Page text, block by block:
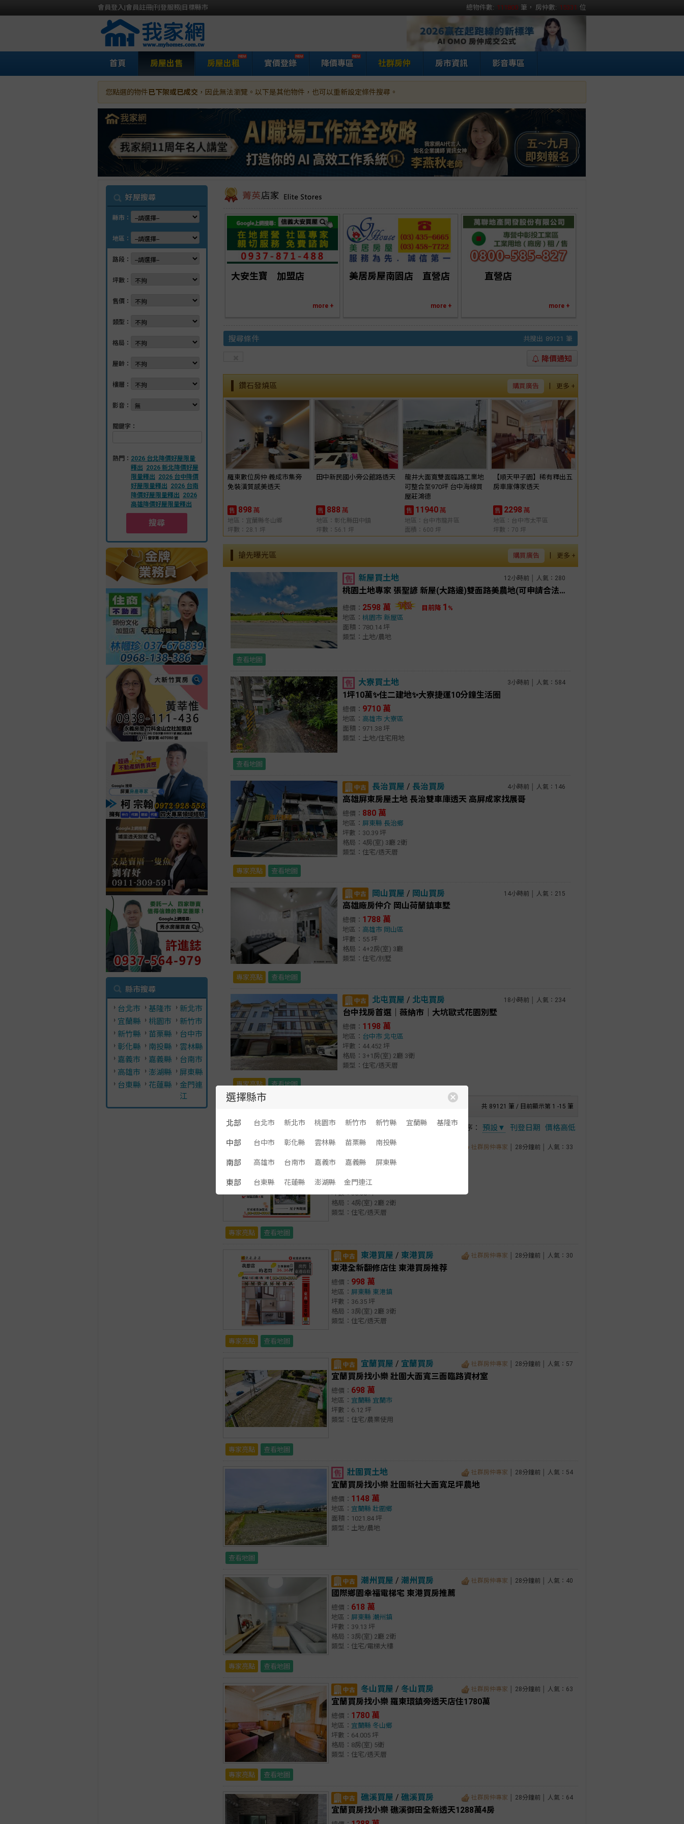
會員登入|會員註冊|刊登服務| 目標縣市 總物件數: 111800 筆， 房仲數: 15331 位
選擇縣市
北部 台北市 新北市 桃園市 新竹市 新竹縣 宜蘭縣 基隆市
中部 台中市 彰化縣 雲林縣 苗栗縣 南投縣
南部 高雄市 台南市 嘉義市 嘉義縣 屏東縣
東部 台東縣 花蓮縣 澎湖縣 金門連江
首頁 房屋出售 房屋出租 實價登錄 降價專區 社群房仲 房市資訊 影音專區
您點選的物件已下架或已成交 ，因此無法瀏覽。以下是其他物件，也可以重新設定條件搜尋。
好屋搜尋
縣市：
地區：
路段：
坪數：
售價：
類型：
格局：
屋齡：
樓層：
影音：
關鍵字：
熱門： 2026 台北降價好屋限量
釋出 2026 新北降價好屋
限量釋出 2026 台中降價
好屋限量釋出 2026 台南
降價好屋限量釋出 2026
高雄降價好屋限量釋出
搜尋
縣市搜尋
台北市 基隆市
新北市
宜蘭縣
桃園市
新竹市
新竹縣
苗栗縣
台中市
彰化縣
南投縣
雲林縣
嘉義市
嘉義縣
台南市
高雄市
澎湖縣
屏東縣
台東縣
花蓮縣
金門連
江
我家網房屋買賣
大安生寶　加盟店
more +
美居房屋南園店　直營店
more +
    　直營店
more +
搜尋條件 共搜出 89121 筆
降價通知
鑽石發燒區 更多 +
|
購買廣告
羅東數位房仲 義成市集旁
免裝潢質感美透天
售 898 萬
地區：宜蘭縣冬山鄉
坪數：28.1 坪
田中新民國小旁公館路透天
售 888 萬
地區：彰化縣田中鎮
坪數：56.1 坪
龍井大面寬雙面臨路工業地
可整合至970坪 台中海線買
屋莊鴻德
售 11940 萬
地區：台中市龍井區
面積：600 坪
【順天甲子園】稀有釋出五
房車庫傳家透天
售 2298 萬
地區：台中市太平區
坪數：70 坪
搶先曝光區 更多 +
|
購買廣告
新屋買土地 12小時前 │ 人氣：280
桃園土地專家 張聖諺 新屋(大路邊)雙面路美農地(可申請合法設施農舍)
總價： 2598 萬 目前降 1 %
地區： 桃園市 新屋區
面積：780.14 坪
類型：土地/農地
查看地圖
大寮買土地 3小時前 │ 人氣：584
1坪10萬✨住二建地✨大寮捷運10分鐘生活圈
總價： 9710 萬
地區： 高雄市 大寮區
面積：971.38 坪
類型：土地/住宅用地
查看地圖
長治買屋 / 長治買房 4小時前 │ 人氣：146
高雄屏東房屋土地 長治雙車庫透天 高屏成家找展哥
總價： 880 萬
地區： 屏東縣 長治鄉
坪數：30.39 坪
格局：4房(室) 3廳 2衛
類型：住宅/透天厝
專家亮點 查看地圖
岡山買屋 / 岡山買房 14小時前 │ 人氣：215
高雄廠房仲介 岡山荷蘭鎮車墅
總價： 1788 萬
地區： 高雄市 岡山區
坪數：55 坪
格局：4+2房(室) 3廳
類型：住宅/別墅
專家亮點 查看地圖
北屯買屋 / 北屯買房 18小時前 │ 人氣：234
台中找房首選｜薇納市｜大坑歐式花園別墅
總價： 1198 萬
地區： 台中市 北屯區
坪數：44.452 坪
格局：3+1房(室) 2廳 3衛
類型：住宅/透天厝
專家亮點 查看地圖
共 89121 筆 / 目前顯示第 1 -15 筆
顯示： 文字 圖文 排序： 預設▼ 刊登日期 價格高低
枋寮買屋/ 社群房仲專家 │ 28分鐘前 │ 人氣：33
枋寮須整修便宜車墅 東港買房推荐
地區：屏東縣
坪數：36.36 坪
格局：4房(室) 2廳 2衛
類型：住宅/透天厝
專家亮點 查看地圖
東港買屋 / 東港買房 社群房仲專家 │ 28分鐘前 │ 人氣：30
東港全新翻修店住 東港買房推荐
總價： 998 萬
地區： 屏東縣 東港鎮
坪數：36.35 坪
格局：3房(室) 2廳 3衛
類型：住宅/透天厝
專家亮點 查看地圖
宜蘭買屋 / 宜蘭買房 社群房仲專家 │ 28分鐘前 │ 人氣：57
宜蘭買房找小樂 壯圍大面寬三面臨路資材室
總價： 698 萬
地區： 宜蘭縣 宜蘭市
坪數：6.12 坪
類型：住宅/農業使用
專家亮點 查看地圖
壯圍買土地 社群房仲專家 │ 28分鐘前 │ 人氣：54
宜蘭買房找小樂 壯圍新社大面寬足坪農地
總價： 1148 萬
地區： 宜蘭縣 壯圍鄉
面積：1021.84 坪
類型：土地/農地
查看地圖
潮州買屋 / 潮州買房 社群房仲專家 │ 28分鐘前 │ 人氣：40
國際鄉園幸福電梯宅 東港買房推薦
總價： 618 萬
地區： 屏東縣 潮州鎮
坪數：39.13 坪
格局：3房(室) 2廳 2衛
類型：住宅/電梯大樓
專家亮點 查看地圖
冬山買屋 / 冬山買房 社群房仲專家 │ 28分鐘前 │ 人氣：63
宜蘭買房找小樂 羅東環鎮旁透天店住1780萬
總價： 1780 萬
地區： 宜蘭縣 冬山鄉
坪數：64.005 坪
格局：8房(室) 5衛
類型：住宅/透天厝
專家亮點 查看地圖
礁溪買屋 / 礁溪買房 社群房仲專家 │ 28分鐘前 │ 人氣：64
宜蘭買房找小樂 礁溪御田全新透天1288萬4房